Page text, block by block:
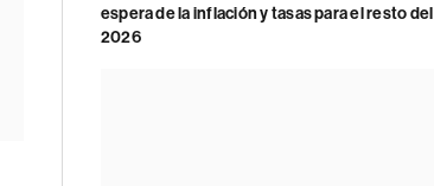
espera de la inflación y tasas para el resto del
2026